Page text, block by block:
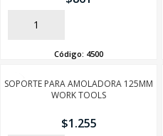
AÑADIR
Código: 4500
SOPORTE PARA AMOLADORA 125MM
WORK TOOLS
$1.255